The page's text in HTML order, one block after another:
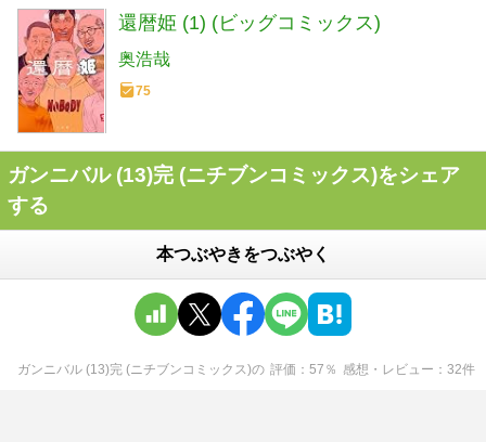
還暦姫 (1) (ビッグコミックス)
奥浩哉
75
ガンニバル (13)完 (ニチブンコミックス)をシェア
する
本つぶやきをつぶやく
ガンニバル (13)完 (ニチブンコミックス)の 評価 57 ％ 感想・レビュー 32件